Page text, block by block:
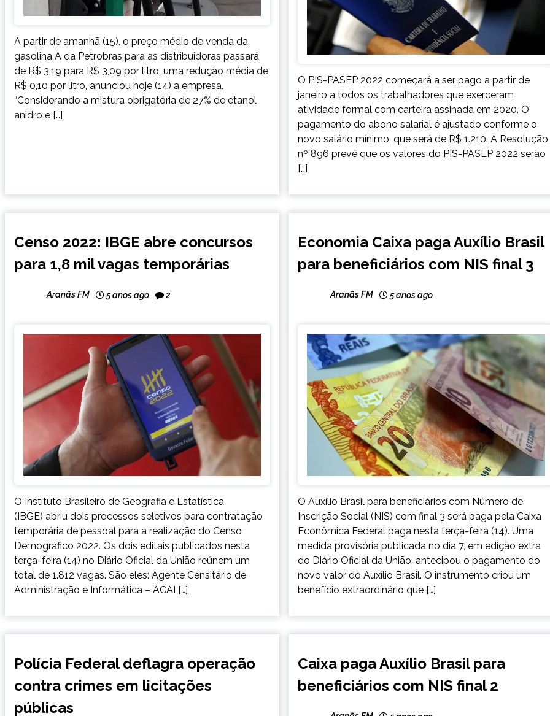
A partir de amanhã (15), o preço médio de venda da
gasolina A da Petrobras para as distribuidoras passará
de R$ 3,19 para R$ 3,09 por litro, uma redução média de
R$ 0,10 por litro, anunciou hoje (14) a empresa.
“Considerando a mistura obrigatória de 27% de etanol
anidro e […]
O PIS-PASEP 2022 começará a ser pago a partir de
janeiro a todos os trabalhadores que exerceram
atividade formal com carteira assinada em 2020. O
pagamento do abono salarial é ajustado conforme o
novo salário mínimo, que será de R$ 1.210. A Resolução
nº 896 prevê que os valores do PIS-PASEP 2022 serão
[…]
NOTÍCIAS
Censo 2022: IBGE abre concursos
para 1,8 mil vagas temporárias
Aranãs FM 5 anos ago 2
O Instituto Brasileiro de Geografia e Estatística
(IBGE) abriu dois processos seletivos para contratação
temporária de pessoal para a realização do Censo
Demográfico 2022. Os dois editais publicados nesta
terça-feira (14) no Diário Oficial da União reúnem um
total de 1.812 vagas. São eles: Agente Censitário de
Administração e Informática – ACAI […]
NOTÍCIAS
Economia Caixa paga Auxílio Brasil
para beneficiários com NIS final 3
Aranãs FM 5 anos ago
O Auxílio Brasil para beneficiários com Número de
Inscrição Social (NIS) com final 3 será paga pela Caixa
Econômica Federal paga nesta terça-feira (14). Uma
medida provisória publicada no dia 7, em edição extra
do Diário Oficial da União, antecipou o pagamento do
novo valor do Auxílio Brasil. O instrumento criou um
benefício extraordinário que […]
NOTÍCIAS
Polícia Federal deflagra operação
contra crimes em licitações
públicas
NOTÍCIAS
Caixa paga Auxílio Brasil para
beneficiários com NIS final 2